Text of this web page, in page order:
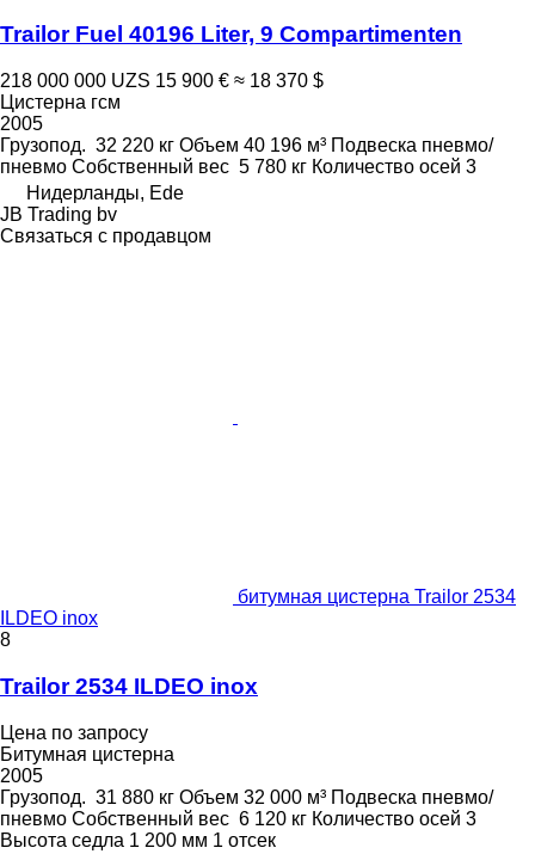
Trailor Fuel 40196 Liter, 9 Compartimenten
218 000 000 UZS 15 900 € ≈ 18 370 $
Цистерна гсм
2005
Грузопод. 32 220 кг Объем 40 196 м³ Подвеска пневмо/
пневмо Собственный вес 5 780 кг Количество осей 3
Нидерланды, Ede
JB Trading bv
Связаться с продавцом
битумная цистерна Trailor 2534
ILDEO inox
8
Trailor 2534 ILDEO inox
Цена по запросу
Битумная цистерна
2005
Грузопод. 31 880 кг Объем 32 000 м³ Подвеска пневмо/
пневмо Собственный вес 6 120 кг Количество осей 3
Высота седла 1 200 мм 1 отсек